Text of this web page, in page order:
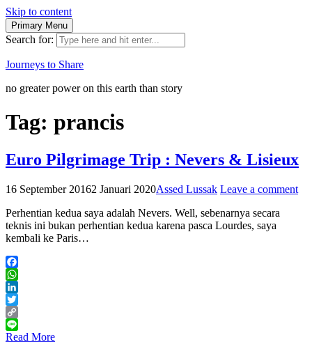
Skip to content
Primary Menu
Search for:
Journeys to Share
no greater power on this earth than story
Tag: prancis
Euro Pilgrimage Trip : Nevers & Lisieux
16 September 20162 Januari 2020Assed Lussak Leave a comment
Perhentian kedua saya adalah Nevers. Well, sebenarnya secara
teknis ini bukan perhentian kedua karena pasca Lourdes, saya
kembali ke Paris…
Facebook
WhatsApp
LinkedIn
Twitter
Copy
Link
Line
Read More